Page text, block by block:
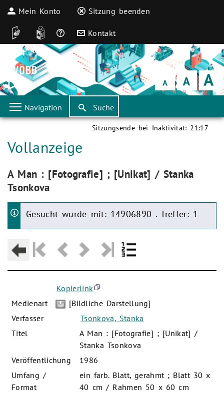
Mein Konto Sitzung beenden
DGS Leichte Sprache
Häufige Fragen
Kontakt
Schrift
klein Schrift
normal Schrift
groß
Navigation Suche
Sitzungsende bei Inaktivität: 21:17
Aktuelle Seite:
Vollanzeige
Aktuelle Seite:
A Man : [Fotografie] ; [Unikat] / Stanka
Tsonkova
Gesucht wurde mit: 14906890 . Treffer: 1
Kopierlink
Medienart
[Bildliche Darstellung]
Verfasser
Tsonkova, Stanka
Titel
A Man : [Fotografie] ; [Unikat] /
Stanka Tsonkova
Veröffentlichung
1986
Umfang /
Format
ein farb. Blatt, gerahmt ; Blatt 30 x
40 cm / Rahmen 50 x 60 cm